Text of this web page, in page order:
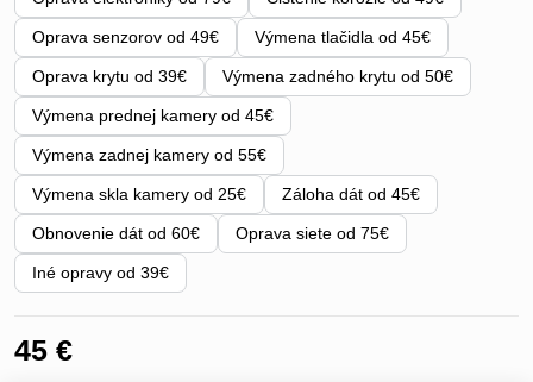
Oprava senzorov od 49€ Výmena tlačidla od 45€
Oprava krytu od 39€ Výmena zadného krytu od 50€
Výmena prednej kamery od 45€
Výmena zadnej kamery od 55€
Výmena skla kamery od 25€ Záloha dát od 45€
Obnovenie dát od 60€ Oprava siete od 75€
Iné opravy od 39€
45 €